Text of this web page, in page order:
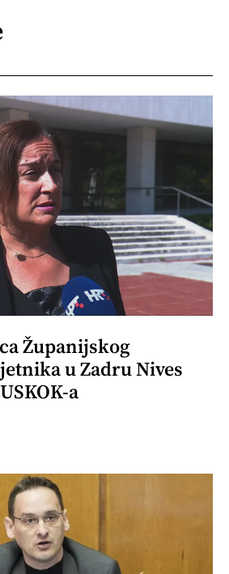
Županijskog
u Zadru Nives
a